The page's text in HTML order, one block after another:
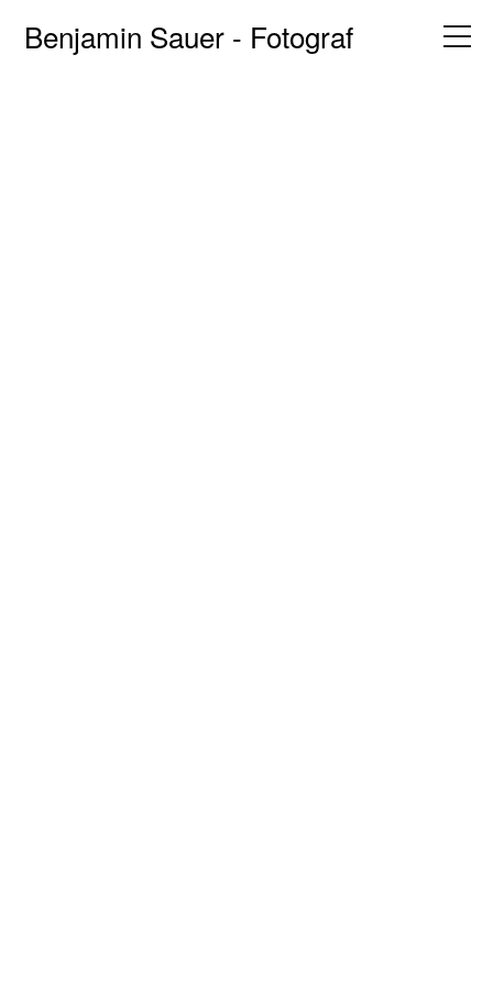
Benjamin Sauer - Fotograf